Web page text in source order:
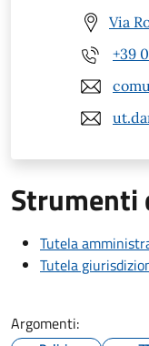
Via
+39
Strumenti
Tutela
Tutela
Argomenti: